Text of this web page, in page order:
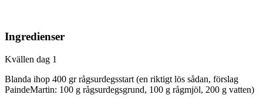
Ingredienser
Kvällen dag 1
Blanda ihop 400 gr rågsurdegsstart (en riktigt lös sådan, förslag
PaindeMartin: 100 g rågsurdegsgrund, 100 g rågmjöl, 200 g vatten)